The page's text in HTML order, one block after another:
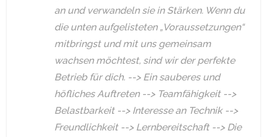
an und verwandeln sie in Stärken. Wenn du
die unten aufgelisteten „Voraussetzungen“
mitbringst und mit uns gemeinsam
wachsen möchtest, sind wir der perfekte
Betrieb für dich. --> Ein sauberes und
höfliches Auftreten --> Teamfähigkeit -->
Belastbarkeit --> Interesse an Technik -->
Freundlichkeit --> Lernbereitschaft --> Die